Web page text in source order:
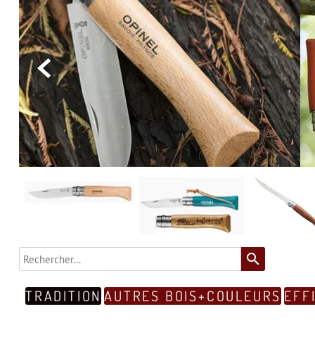

search
TRADITION AUTRES BOIS+COULEURS